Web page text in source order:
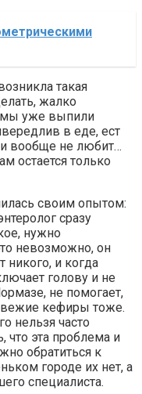
такая
жалко
мы уже выпили
в еде, ест
вообще не любит…
остается только
своим опытом:
сразу
нужно
невозможно, он
никого, и когда
голову и не
не помогает,
кефиры тоже.
нельзя часто
что эта проблема и
обратиться к
городе их нет, а
специалиста.